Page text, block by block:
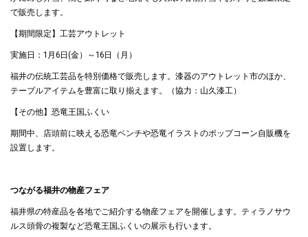
で販売します。
【期間限定】工芸アウトレット
実施日：1月6日(金）～16日（月）
福井の伝統工芸品を特別価格で販売します。漆器のアウトレット市のほか、
テーブルアイテムを豊富に取り揃えます。（協力：山久漆工）
【その他】恐竜王国ふくい
期間中、店頭前に映える恐竜ベンチや恐竜イラストのポップコーン自販機を
設置します。
つながる福井の物産フェア
福井県の特産品を各地でご紹介する物産フェアを開催します。ティラノサウ
ルス頭骨の複製など恐竜王国ふくいの展示も行います。